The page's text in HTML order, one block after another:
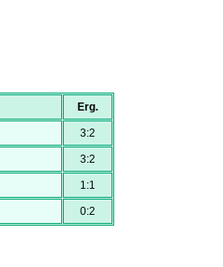
Erg.
3:2
3:2
1:1
0:2